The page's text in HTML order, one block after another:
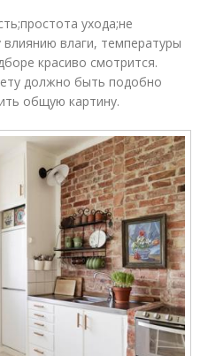
ухода;не
влиянию влаги, температуры
красиво смотрится.
должно быть подобно
общую картину.